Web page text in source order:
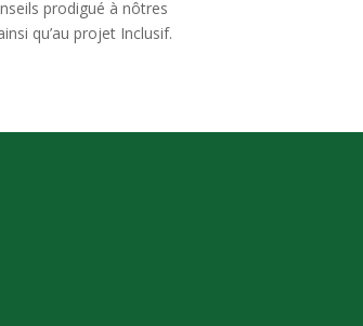
prodigué à nôtres
qu’au projet Inclusif.